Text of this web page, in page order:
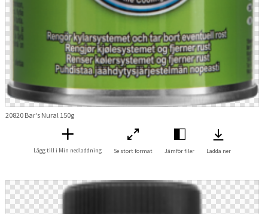
20820 Bar's Nural 150g
Lägg till i Min nedladdning Se stort format Jämför filer Ladda ner